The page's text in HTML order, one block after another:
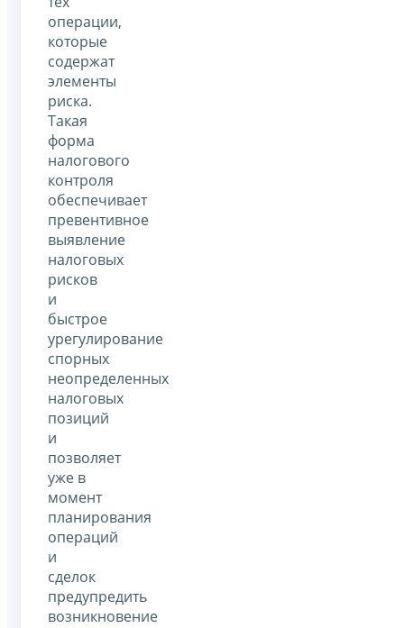
операции,
которые
содержат
элементы
риска.
Такая
форма
налогового
контроля
обеспечивает
превентивное
выявление
налоговых
рисков
и
быстрое
урегулирование
спорных
неопределенных
налоговых
позиций
и
позволяет
уже в
момент
планирования
операций
и
сделок
предупредить
возникновение